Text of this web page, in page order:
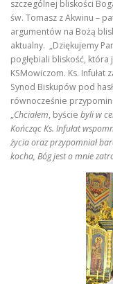
szczególnej bliskości
św. Tomasz z Akwinu –
argumentów na Bożą
aktualny. „Dziękujemy
pogłębiali bliskość, która
KSMowiczom. Ks. Infułat
Synod Biskupów pod
równocześnie
„Chciałem, byście byli w
Kończąc Ks. Infułat
życia oraz przypomniał
kocha, Bóg jest o mnie